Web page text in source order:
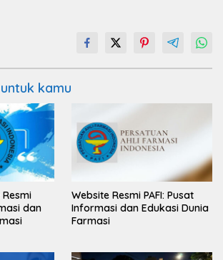
kamu
dan
Website Resmi PAFI: Pusat
Informasi dan Edukasi Dunia
Farmasi